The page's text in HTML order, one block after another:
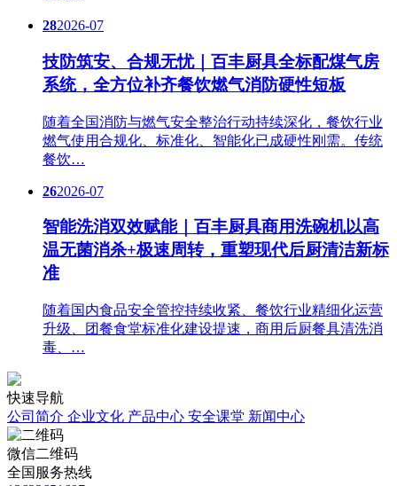
282026-07
技防筑安、合规无忧｜百丰厨具全标配煤气房
系统，全方位补齐餐饮燃气消防硬性短板
随着全国消防与燃气安全整治行动持续深化，餐饮行业
燃气使用合规化、标准化、智能化已成硬性刚需。传统
餐饮…
262026-07
智能洗消双效赋能｜百丰厨具商用洗碗机以高
温无菌消杀+极速周转，重塑现代后厨清洁新标
准
随着国内食品安全管控持续收紧、餐饮行业精细化运营
升级、团餐食堂标准化建设提速，商用后厨餐具清洗消
毒、…
快速导航
公司简介 企业文化 产品中心 安全课堂 新闻中心
微信二维码
全国服务热线